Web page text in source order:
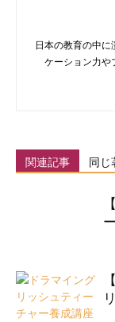
日本の教育の中
ケーション力や
関連記事 同じ